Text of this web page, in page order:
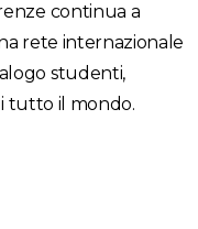
continua a
rete internazionale
studenti,
tutto il mondo.